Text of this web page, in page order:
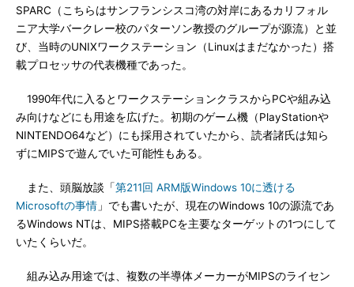
SPARC（こちらはサンフランシスコ湾の対岸にあるカリフォル
ニア大学バークレー校のパターソン教授のグループが源流）と並
び、当時のUNIXワークステーション（Linuxはまだなかった）搭
載プロセッサの代表機種であった。
1990年代に入るとワークステーションクラスからPCや組み込
み向けなどにも用途を広げた。初期のゲーム機（PlayStationや
NINTENDO64など）にも採用されていたから、読者諸氏は知ら
ずにMIPSで遊んでいた可能性もある。
また、頭脳放談「第211回 ARM版Windows 10に透ける
Microsoftの事情 」でも書いたが、現在のWindows 10の源流であ
るWindows NTは、MIPS搭載PCを主要なターゲットの1つにして
いたくらいだ。
組み込み用途では、複数の半導体メーカーがMIPSのライセン